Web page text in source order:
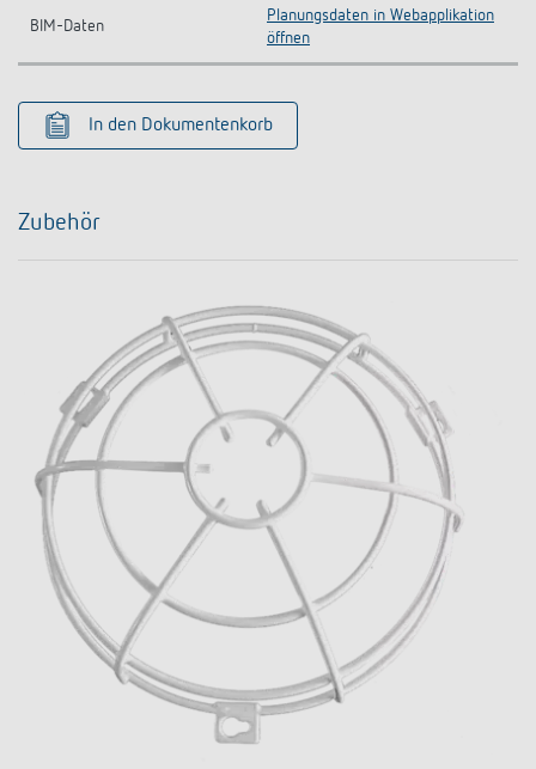
BIM-Daten
Planungsdaten in Webapplikation
öffnen
In den Dokumentenkorb
Zubehör